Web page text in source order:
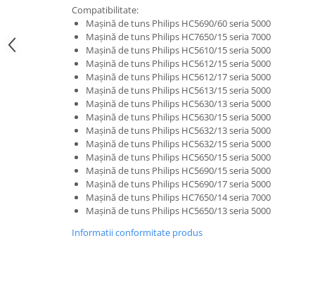
Utilaje si materiale de constructii
Laptop, Tablete & Telefoane
Accesorii tablete
Laptopuri si Accesorii
Telefoane Mobile & accesorii
Wearable & Gadgeturi
Electrocasnice & Climatizare
Accesorii si piese masini spalat
rufe si uscatoare
Accesorii si piese masini spalat
Aparate Frigorifice
Aparate Racire Aer
Compatibilitate:
Mașină de tuns Philips HC5690/60 seria 5000
Mașină de tuns Philips HC7650/15 seria 7000
Mașină de tuns Philips HC5610/15 seria 5000
Mașină de tuns Philips HC5612/15 seria 5000
Mașină de tuns Philips HC5612/17 seria 5000
Mașină de tuns Philips HC5613/15 seria 5000
Mașină de tuns Philips HC5630/13 seria 5000
Mașină de tuns Philips HC5630/15 seria 5000
Mașină de tuns Philips HC5632/13 seria 5000
Mașină de tuns Philips HC5632/15 seria 5000
Mașină de tuns Philips HC5650/15 seria 5000
Mașină de tuns Philips HC5690/15 seria 5000
Mașină de tuns Philips HC5690/17 seria 5000
Mașină de tuns Philips HC7650/14 seria 7000
Mașină de tuns Philips HC5650/13 seria 5000
Informatii conformitate produs